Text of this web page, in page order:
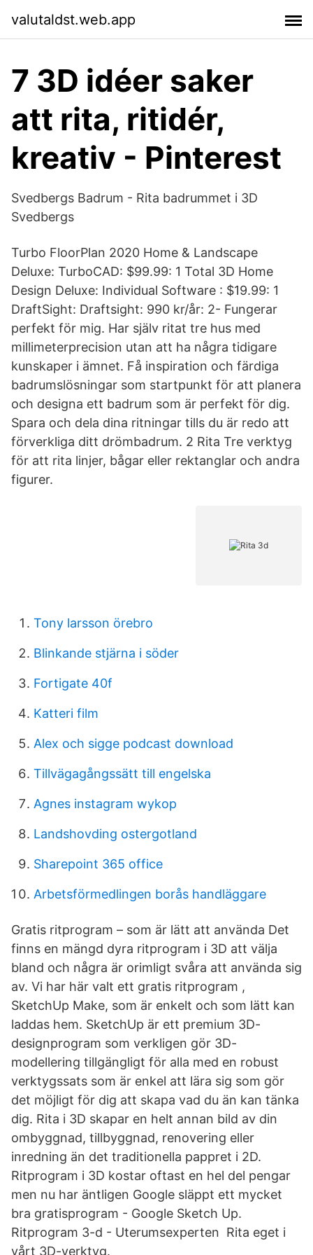
valutaldst.web.app
7 3D idéer saker
att rita, ritidér,
kreativ - Pinterest
Svedbergs Badrum - Rita badrummet i 3D
Svedbergs
Turbo FloorPlan 2020 Home & Landscape
Deluxe: TurboCAD: $99.99: 1 Total 3D Home
Design Deluxe: Individual Software : $19.99: 1
DraftSight: Draftsight: 990 kr/år: 2- Fungerar
perfekt för mig. Har själv ritat tre hus med
millimeterprecision utan att ha några tidigare
kunskaper i ämnet. Få inspiration och färdiga
badrumslösningar som startpunkt för att planera
och designa ett badrum som är perfekt för dig.
Spara och dela dina ritningar tills du är redo att
förverkliga ditt drömbadrum. 2 Rita Tre verktyg
för att rita linjer, bågar eller rektanglar och andra
figurer.
Tony larsson örebro
Blinkande stjärna i söder
Fortigate 40f
Katteri film
Alex och sigge podcast download
Tillvägagångssätt till engelska
Agnes instagram wykop
Landshovding ostergotland
Sharepoint 365 office
Arbetsförmedlingen borås handläggare
Gratis ritprogram – som är lätt att använda Det
finns en mängd dyra ritprogram i 3D att välja
bland och några är orimligt svåra att använda sig
av. Vi har här valt ett gratis ritprogram ,
SketchUp Make, som är enkelt och som lätt kan
laddas hem. SketchUp är ett premium 3D-
designprogram som verkligen gör 3D-
modellering tillgängligt för alla med en robust
verktygssats som är enkel att lära sig som gör
det möjligt för dig att skapa vad du än kan tänka
dig. Rita i 3D skapar en helt annan bild av din
ombyggnad, tillbyggnad, renovering eller
inredning än det traditionella pappret i 2D.
Ritprogram i 3D kostar oftast en hel del pengar
men nu har äntligen Google släppt ett mycket
bra gratisprogram - Google Sketch Up.
Ritprogram 3-d - Uterumsexperten Rita eget i
vårt 3D-verktyg.